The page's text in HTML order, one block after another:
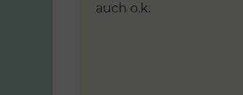
auch o.k.